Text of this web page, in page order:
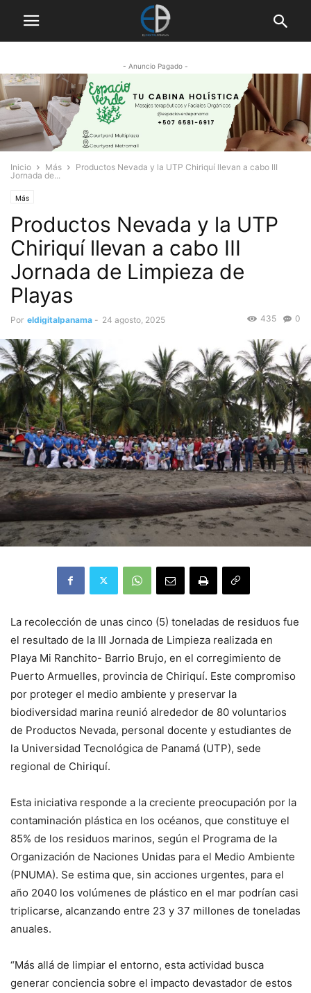
- Anuncio Pagado -
Inicio Más
Productos Nevada y la UTP Chiriquí llevan a cabo III
Jornada de...
Más
Productos Nevada y la UTP
Chiriquí llevan a cabo III
Jornada de Limpieza de
Playas
Por eldigitalpanama - 24 agosto, 2025 0
435
La recolección de unas cinco (5) toneladas de residuos fue
el resultado de la III Jornada de Limpieza realizada en
Playa Mi Ranchito- Barrio Brujo, en el corregimiento de
Puerto Armuelles, provincia de Chiriquí. Este compromiso
por proteger el medio ambiente y preservar la
biodiversidad marina reunió alrededor de 80 voluntarios
de Productos Nevada, personal docente y estudiantes de
la Universidad Tecnológica de Panamá (UTP), sede
regional de Chiriquí.
Esta iniciativa responde a la creciente preocupación por la
contaminación plástica en los océanos, que constituye el
85% de los residuos marinos, según el Programa de la
Organización de Naciones Unidas para el Medio Ambiente
(PNUMA). Se estima que, sin acciones urgentes, para el
año 2040 los volúmenes de plástico en el mar podrían casi
triplicarse, alcanzando entre 23 y 37 millones de toneladas
anuales.
“Más allá de limpiar el entorno, esta actividad busca
generar conciencia sobre el impacto devastador de estos